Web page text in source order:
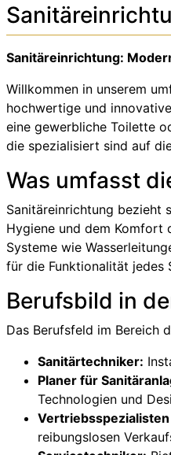
Sanitäreinrichtung:
Willkommen in unserem
hochwertige und
eine gewerbliche Toilette
die spezialisiert sind auf
Was umfasst
Sanitäreinrichtung bezieht
Hygiene und dem Komfort
Systeme wie
für die Funktionalität jedes
Berufsbild in
Das Berufsfeld im Bereich
Sanitärtechniker:
Planer für
Technologien und
reibungslosen